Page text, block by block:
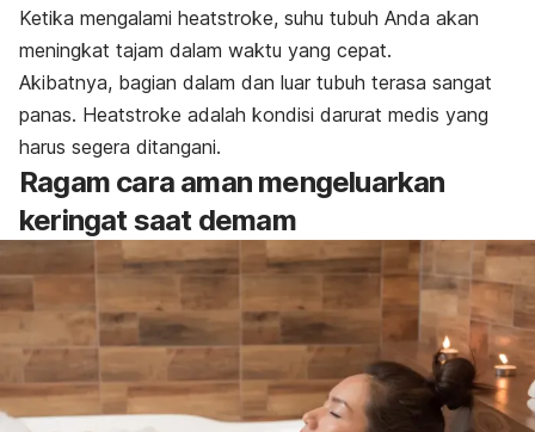
Ketika mengalami heatstroke, suhu tubuh Anda akan
meningkat tajam dalam waktu yang cepat.
Akibatnya, bagian dalam dan luar tubuh terasa sangat
panas. Heatstroke adalah kondisi darurat medis yang
harus segera ditangani.
Ragam cara aman mengeluarkan
keringat saat demam